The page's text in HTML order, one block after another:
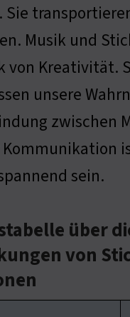
Sie
Musik und
von Kreativität.
unsere
zwischen
sein.
über
von